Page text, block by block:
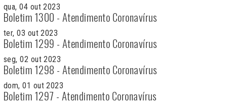
qua, 04 out 2023
Boletim 1300 - Atendimento Coronavírus
ter, 03 out 2023
Boletim 1299 - Atendimento Coronavírus
seg, 02 out 2023
Boletim 1298 - Atendimento Coronavírus
dom, 01 out 2023
Boletim 1297 - Atendimento Coronavírus